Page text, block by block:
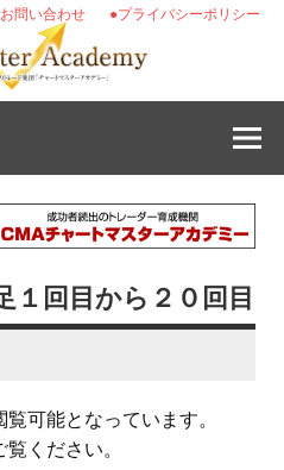
●プライバシーポリシー
問い合わせ
回目から２０回目
可能となっています。
ください。